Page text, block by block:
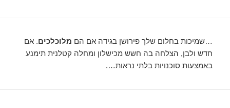
…שמיכות בחלום שלך פירושן בגידה אם הם מלוכלכים. אם
חדש ולבן, הצלחה בה חשש מכישלון ומחלה קטלנית תימנע
באמצעות סוכנויות בלתי נראות….